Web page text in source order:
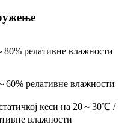
релативне влажности
релативне влажности
кеси на 20～30℃ /
влажности